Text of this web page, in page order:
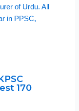
of Urdu. All
in PPSC,
170